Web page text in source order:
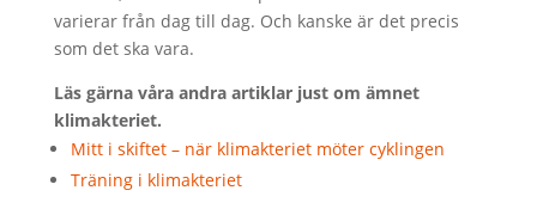
varierar från dag till dag. Och kanske är det precis
som det ska vara.
Läs gärna våra andra artiklar just om ämnet
klimakteriet.
Mitt i skiftet – när klimakteriet möter cyklingen
Träning i klimakteriet